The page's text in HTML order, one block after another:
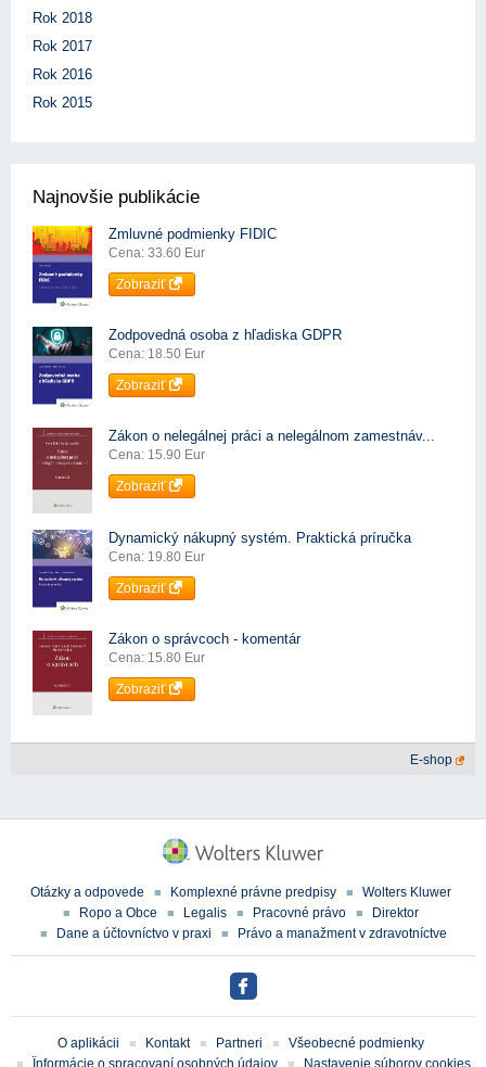
Rok 2018
Rok 2017
Rok 2016
Rok 2015
Najnovšie publikácie
Zmluvné podmienky FIDIC
Cena: 33.60 Eur
Zobraziť
Zodpovedná osoba z hľadiska GDPR
Cena: 18.50 Eur
Zobraziť
Zákon o nelegálnej práci a nelegálnom zamestnáv...
Cena: 15.90 Eur
Zobraziť
Dynamický nákupný systém. Praktická príručka
Cena: 19.80 Eur
Zobraziť
Zákon o správcoch - komentár
Cena: 15.80 Eur
Zobraziť
E-shop
Otázky a odpovede Komplexné právne predpisy
Wolters Kluwer
Ropo a Obce
Legalis Pracovné právo
Direktor
Dane a účtovníctvo v praxi
Právo a manažment v zdravotníctve
O aplikácii Kontakt Partneri
Všeobecné podmienky
Ïnformácie o spracovaní osobných údajov
Nastavenie súborov cookies